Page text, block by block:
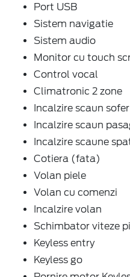
Port USB
Sistem navigatie
Sistem audio
Monitor cu touch
Control vocal
Climatronic 2 zone
Incalzire scaun sofer
Incalzire scaun
Incalzire scaune
Cotiera (fata)
Volan piele
Volan cu comenzi
Incalzire volan
Schimbator viteze
Keyless entry
Keyless go